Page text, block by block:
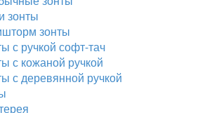
зонты
зонты
с ручкой софт-тач
с кожаной ручкой
с деревянной ручкой